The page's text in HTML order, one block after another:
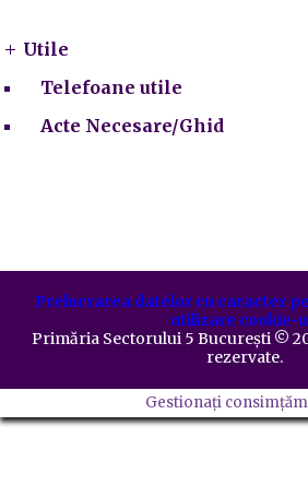
Utile
Telefoane utile
Acte Necesare/Ghid
Prelucrarea datelor cu caracter
utilizare cookie-
Primăria Sectorului 5 București ©️
rezervate.
Gestionați